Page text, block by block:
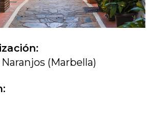
Reservar
(Marbella)